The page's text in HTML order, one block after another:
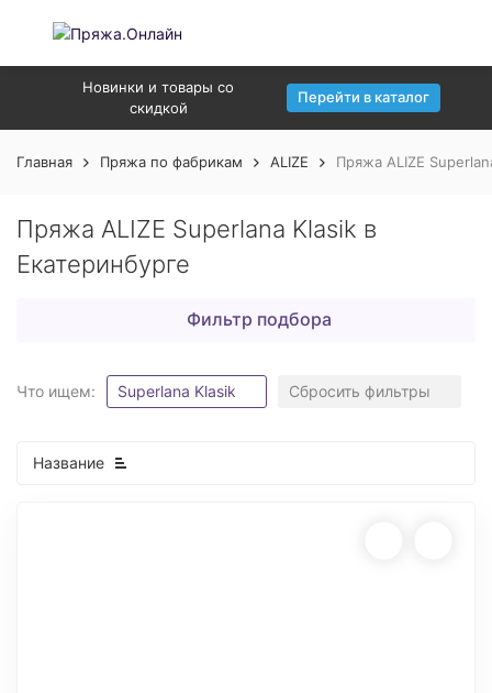
Новинки и товары со
скидкой
Перейти в каталог
Главная Пряжа по фабрикам ALIZE Пряжа ALIZE
Пряжа ALIZE Superlana Klasik в
Екатеринбурге
Фильтр подбора
Что ищем: Superlana Klasik Сбросить фильтры
Название